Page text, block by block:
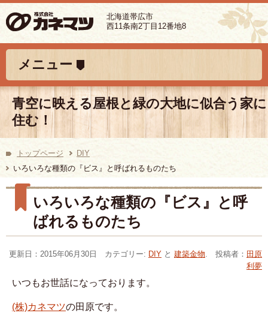
北海道帯広市
西11条南2丁目12番地8
メニュー
青空に映える屋根と緑の大地に似合う家に
住む！
トップページ
DIY
いろいろな種類の『ビス』と呼ばれるものたち
いろいろな種類の『ビス』と呼
ばれるものたち
更新日：2015年06月30日 カテゴリー: DIY と 建築金物. 投稿者： 田原
利夢
いつもお世話になっております。
(株)カネマツの田原です。